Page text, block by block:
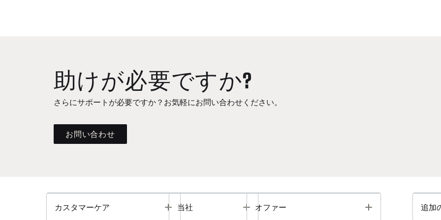
助けが必要ですか?
さらにサポートが必要ですか？お気軽にお問い合わせください。
お問い合わせ
カスタマーケア Toggle
当社 Toggle
オファー Toggle 追加